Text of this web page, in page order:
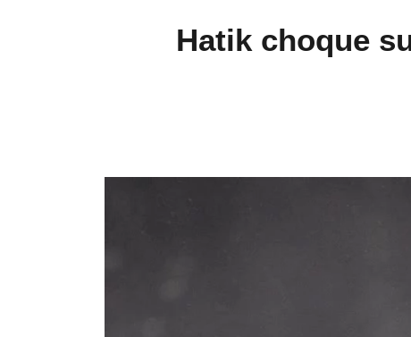
Hatik choque